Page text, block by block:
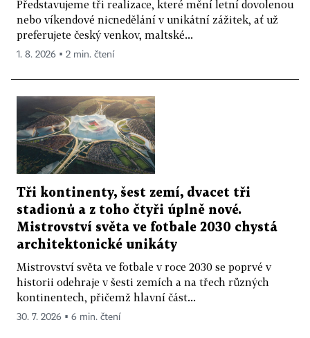
Představujeme tři realizace, které mění letní dovolenou
nebo víkendové nicnedělání v unikátní zážitek, ať už
preferujete český venkov, maltské...
1. 8. 2026 ▪ 2 min. čtení
Tři kontinenty, šest zemí, dvacet tři
stadionů a z toho čtyři úplně nové.
Mistrovství světa ve fotbale 2030 chystá
architektonické unikáty
Mistrovství světa ve fotbale v roce 2030 se poprvé v
historii odehraje v šesti zemích a na třech různých
kontinentech, přičemž hlavní část...
30. 7. 2026 ▪ 6 min. čtení